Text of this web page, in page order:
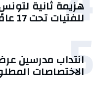
هزيمة ثانية
للفتيات تحت 17 عامًا
5
انتداب مدرسين
الاختصاصات